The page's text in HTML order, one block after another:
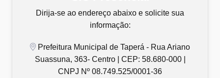
Dirija-se ao endereço abaixo e solicite sua
informação:
Prefeitura Municipal de Taperá - Rua Ariano
Suassuna, 363- Centro | CEP: 58.680-000 |
CNPJ Nº 08.749.525/0001-36